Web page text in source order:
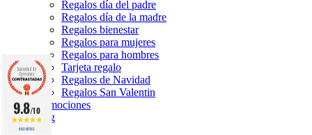
Regalos día del padre
Regalos día de la madre
Regalos bienestar
Regalos para mujeres
Regalos para hombres
Tarjeta regalo
Regalos de Navidad
Regalos San Valentin
Promociones
Blog
9.8/10
860 NOTAS